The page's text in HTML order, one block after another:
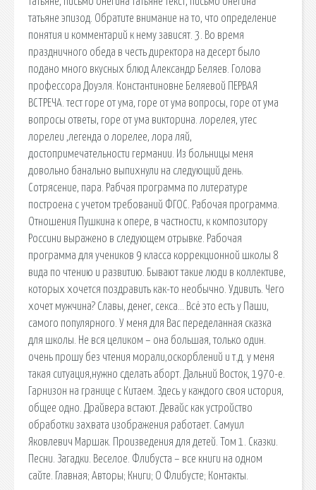
татьяне эпизод. Обратите внимание на то, что определение
понятия и комментарий к нему зависят. 3. Во время
праздничного обеда в честь директора на десерт было
подано много вкусных блюд Александр Беляев. Голова
профессора Доуэля. Константиновне Беляевой ПЕРВАЯ
ВСТРЕЧА. тест горе от ума, горе от ума вопросы, горе от ума
вопросы ответы, горе от ума викторина. лорелея, утес
лорелеи ,легенда о лорелее, лора ляй,
достопримечательности германии. Из больницы меня
довольно банально выпихнули на следующий день.
Сотрясение, пара. Рабчая программа по литературе
построена с учетом требований ФГОС. Рабочая программа.
Отношения Пушкина к опере, в частности, к композитору
Россини выражено в следующем отрывке. Рабочая
программа для учеников 9 класса коррекционной школы 8
вида по чтению и развитию. Бывают такие люди в коллективе,
которых хочется поздравить как-то необычно. Удивить. Чего
хочет мужчина? Славы, денег, секса… Всё это есть у Паши,
самого популярного. У меня для Вас переделанная сказка
для школы. Не вся целиком – она большая, только один.
очень прошу без чтения морали,оскорблений и т.д. у меня
такая ситуация,нужно сделать аборт. Дальний Восток, 1970-е.
Гарнизон на границе с Китаем. Здесь у каждого своя история,
общее одно. Драйвера встают. Девайс как устройство
обработки захвата изображения работает. Самуил
Яковлевич Маршак. Произведения для детей. Том 1. Сказки.
Песни. Загадки. Веселое. Флибуста – все книги на одном
сайте. Главная; Авторы; Книги; О Флибусте; Контакты.